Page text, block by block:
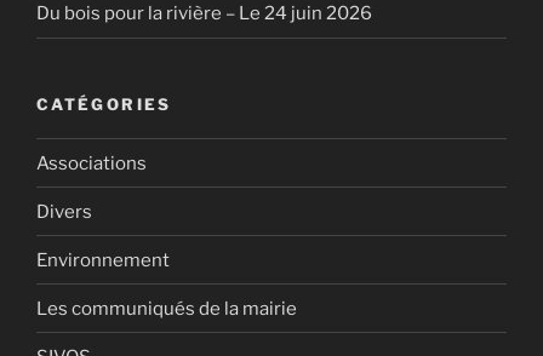
Du bois pour la rivière – Le 24 juin 2026
CATÉGORIES
Associations
Divers
Environnement
Les communiqués de la mairie